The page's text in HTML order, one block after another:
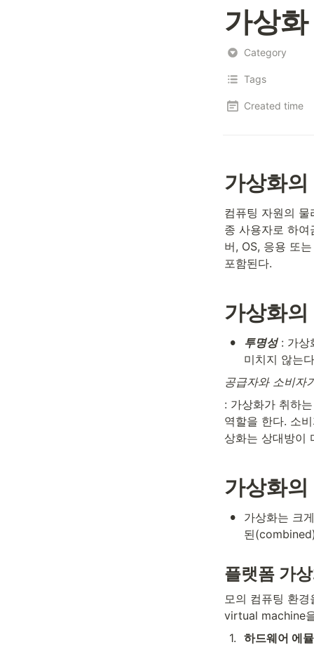
가상
Category
Tags
Created time
가상화의
컴퓨팅 자원의
종 사용자로 하
버, OS, 응용 또
포함된다.
가상화의
• 투명성 : 가상
미치지 않는
공급자와 소비자
: 가상화가 취하
역할을 한다. 소
상화는 상대방이
가상화의
•
가상화는 크
된
플랫폼 가
모의 컴퓨팅 환
virtual machine
1. 하드웨어 에